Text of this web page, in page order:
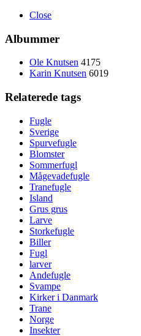
Close
Albummer
Ole Knutsen 4175
Karin Knutsen 6019
Relaterede tags
Fugle
Sverige
Spurvefugle
Blomster
Sommerfugl
Mågevadefugle
Tranefugle
Island
Grus grus
Larve
Storkefugle
Biller
Fugl
larver
Andefugle
Svampe
Kirker i Danmark
Trane
Norge
Insekter